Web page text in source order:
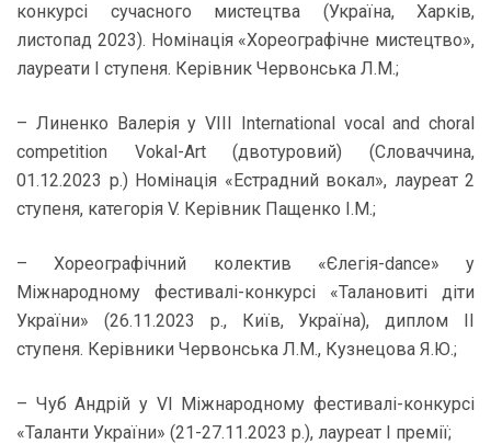
конкурсі сучасного мистецтва (Україна, Харків,
листопад 2023). Номінація «Хореографічне мистецтво»,
лауреати І ступеня. Керівник Червонська Л.М.;
– Линенко Валерія у VІІІ International vocal and choral
competition Vokal-Art (двотуровий) (Словаччина,
01.12.2023 р.) Номінація «Естрадний вокал», лауреат 2
ступеня, категорія V. Керівник Пащенко І.М.;
– Хореографічний колектив «Єлегія-dance» у
Міжнародному фестивалі-конкурсі «Талановиті діти
України» (26.11.2023 р., Київ, Україна), диплом ІІ
ступеня. Керівники Червонська Л.М., Кузнецова Я.Ю.;
– Чуб Андрій у VІ Міжнародному фестивалі-конкурсі
«Таланти України» (21-27.11.2023 р.), лауреат І премії;